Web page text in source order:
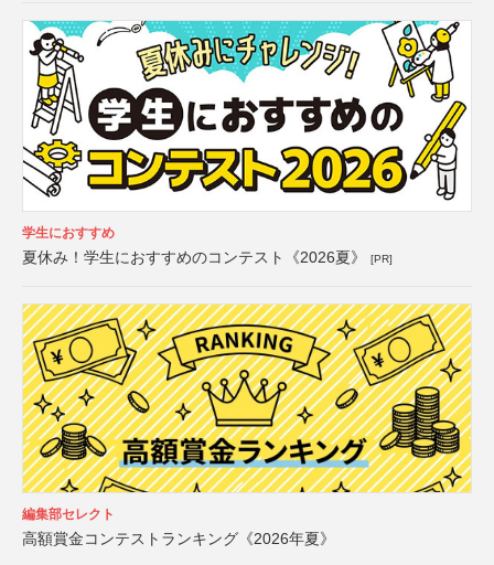
学生におすすめ
夏休み！学生におすすめのコンテスト《2026夏》 [PR]
編集部セレクト
高額賞金コンテストランキング《2026年夏》